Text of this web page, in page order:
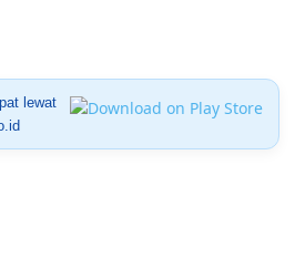
lewat